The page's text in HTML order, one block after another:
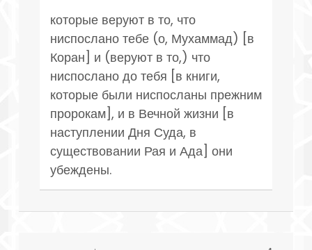
которые веруют в то, что
ниспослано тебе (о, Мухаммад) [в
Коран] и (веруют в то,) что
ниспослано до тебя [в книги,
которые были ниспосланы прежним
пророкам], и в Вечной жизни [в
наступлении Дня Суда, в
существовании Рая и Ада] они
убеждены.